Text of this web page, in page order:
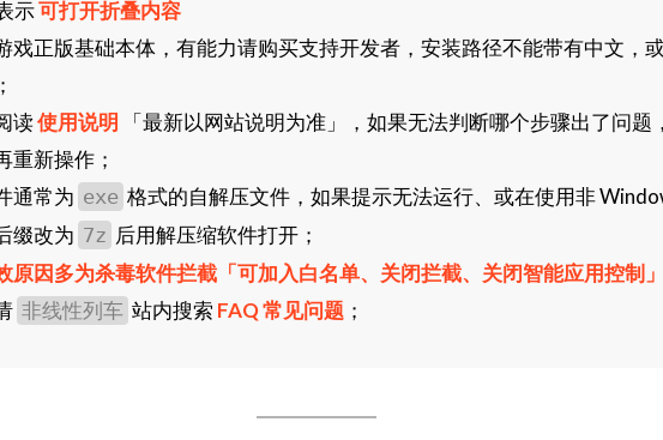
示可打开折叠内容
戏正版基础本体，有能力请购买支持开发者，安装路径不能带有中文，
读使用说明
「最新以网站说明为准」，如果无法判断哪个步骤出了问题
重新操作；
通常为 exe 格式的自解压文件，如果提示无法运行、或在使用非
缀改为 7z 后用解压缩软件打开；
原因多为杀毒软件拦截「可加入白名单、关闭拦截、关闭智能应用控制
非线性列车 站内搜索 FAQ 常见问题；